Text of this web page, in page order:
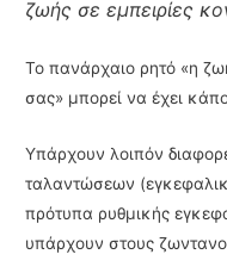
ζωής σε εμπειρίες
Το πανάρχαιο ρητό «η
σας» μπορεί να έχει
Υπάρχουν λοιπόν
ταλαντώσεων
πρότυπα ρυθμικής
υπάρχουν στους